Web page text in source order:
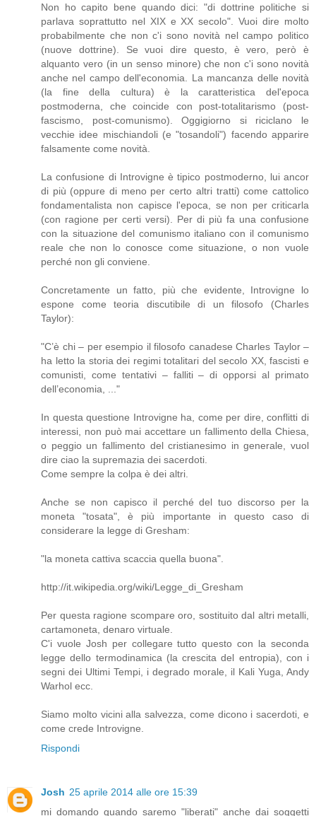
Non ho capito bene quando dici: "di dottrine politiche si
parlava soprattutto nel XIX e XX secolo". Vuoi dire molto
probabilmente che non c'i sono novità nel campo politico
(nuove dottrine). Se vuoi dire questo, è vero, però è
alquanto vero (in un senso minore) che non c'i sono novità
anche nel campo dell'economia. La mancanza delle novità
(la fine della cultura) è la caratteristica del'epoca
postmoderna, che coincide con post-totalitarismo (post-
fascismo, post-comunismo). Oggigiorno si riciclano le
vecchie idee mischiandoli (e "tosandoli") facendo apparire
falsamente come novità.
La confusione di Introvigne è tipico postmoderno, lui ancor
di più (oppure di meno per certo altri tratti) come cattolico
fondamentalista non capisce l'epoca, se non per criticarla
(con ragione per certi versi). Per di più fa una confusione
con la situazione del comunismo italiano con il comunismo
reale che non lo conosce come situazione, o non vuole
perché non gli conviene.
Concretamente un fatto, più che evidente, Introvigne lo
espone come teoria discutibile di un filosofo (Charles
Taylor):
"C’è chi – per esempio il filosofo canadese Charles Taylor –
ha letto la storia dei regimi totalitari del secolo XX, fascisti e
comunisti, come tentativi – falliti – di opporsi al primato
dell’economia, ..."
In questa questione Introvigne ha, come per dire, conflitti di
interessi, non può mai accettare un fallimento della Chiesa,
o peggio un fallimento del cristianesimo in generale, vuol
dire ciao la supremazia dei sacerdoti.
Come sempre la colpa è dei altri.
Anche se non capisco il perché del tuo discorso per la
moneta "tosata", è più importante in questo caso di
considerare la legge di Gresham:
"la moneta cattiva scaccia quella buona".
http://it.wikipedia.org/wiki/Legge_di_Gresham
Per questa ragione scompare oro, sostituito dal altri metalli,
cartamoneta, denaro virtuale.
C'i vuole Josh per collegare tutto questo con la seconda
legge dello termodinamica (la crescita del entropia), con i
segni dei Ultimi Tempi, i degrado morale, il Kali Yuga, Andy
Warhol ecc.
Siamo molto vicini alla salvezza, come dicono i sacerdoti, e
come crede Introvigne.
Rispondi
Josh 25 aprile 2014 alle ore 15:39
mi domando quando saremo "liberati" anche dai soggetti